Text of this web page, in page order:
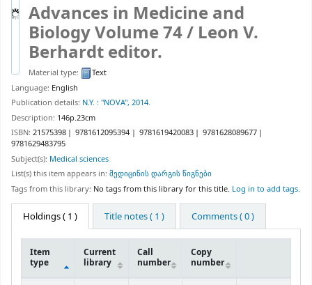
Advances in Medicine and
Biology Volume 74 / Leon V.
Berhardt editor.
Material type:
Text
Language: English
Publication details: N.Y. : "NOVA", 2014.
Description: 146p.23cm
ISBN: 21575398 9781612095394 9781619420083
9781628089677
9781629483795
Subject(s): Medical sciences
List(s) this item appears in: მედიცინის დარგის წიგნები
Tags from this library: No tags from this library for this title. Log in to add tags.
Holdings( 1 ) Title notes ( 1 ) Comments ( 0 )
Item
type
Current
library
Call
number
Copy
number